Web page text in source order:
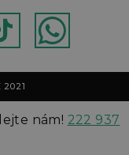
2021
nám! 222 937